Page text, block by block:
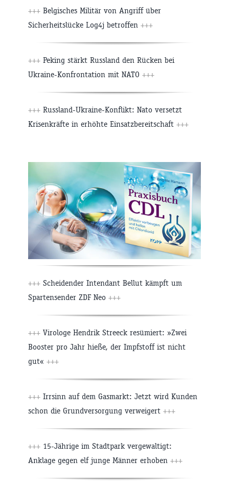
+++ Belgisches Militär von Angriff über
Sicherheitslücke Log4j betroffen +++
+++ Peking stärkt Russland den Rücken bei
Ukraine-Konfrontation mit NATO +++
+++ Russland-Ukraine-Konflikt: Nato versetzt
Krisenkräfte in erhöhte Einsatzbereitschaft +++
+++ Scheidender Intendant Bellut kämpft um
Spartensender ZDF Neo +++
+++ Virologe Hendrik Streeck resümiert: »Zwei
Booster pro Jahr hieße, der Impfstoff ist nicht
gut« +++
+++ Irrsinn auf dem Gasmarkt: Jetzt wird Kunden
schon die Grundversorgung verweigert +++
+++ 15-Jährige im Stadtpark vergewaltigt:
Anklage gegen elf junge Männer erhoben +++